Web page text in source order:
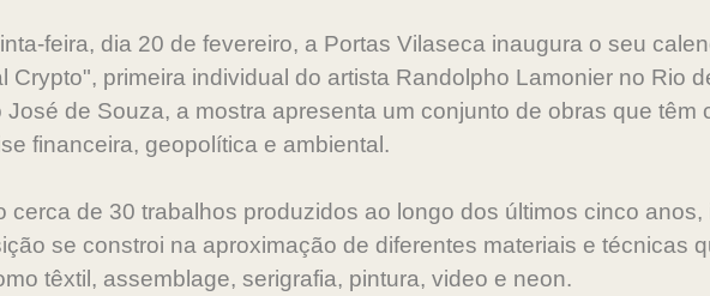
feira, dia 20 de fevereiro, a Portas Vilaseca inaugura o seu
Crypto", primeira individual do artista Randolpho Lamonier no Rio
José de Souza, a mostra apresenta um conjunto de obras que têm
financeira, geopolítica e ambiental.
cerca de 30 trabalhos produzidos ao longo dos últimos cinco
se constroi na aproximação de diferentes materiais e técnicas
têxtil, assemblage, serigrafia, pintura, video e neon.